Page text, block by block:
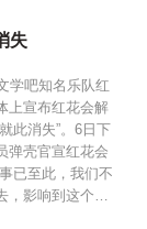
失
学吧知名乐队红
上宣布红花会解
此消失”。6日下
弹壳官宣红花会
已至此，我们不
，影响到这个…